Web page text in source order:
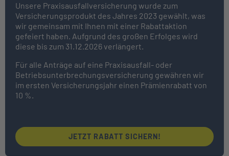
Unsere Praxisausfallversicherung wurde zum
Versicherungsprodukt des Jahres 2023 gewählt, was
wir gemeinsam mit Ihnen mit einer Rabattaktion
gefeiert haben. Aufgrund des großen Erfolges wird
diese bis zum 31.12.2026 verlängert.
Für alle Anträge auf eine Praxisausfall- oder
Betriebsunterbrechungsversicherung gewähren wir
im ersten Versicherungsjahr einen Prämienrabatt von
10 %.
JETZT RABATT SICHERN!